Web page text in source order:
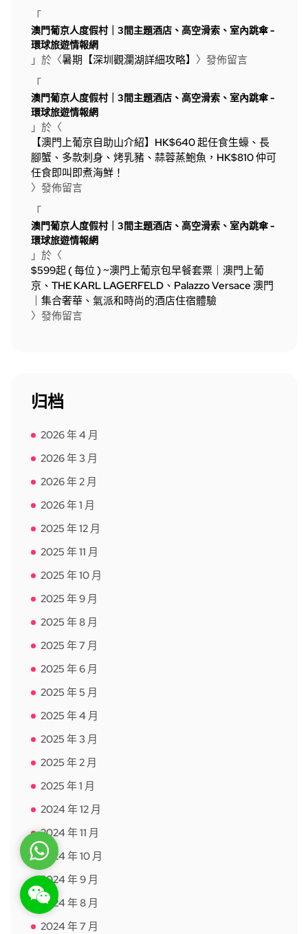
「
澳門葡京人度假村｜3間主題酒店、高空滑索、室內跳傘 -
環球旅遊情報網
」於〈暑期【深圳觀瀾湖詳細攻略】 〉發佈留言
「
澳門葡京人度假村｜3間主題酒店、高空滑索、室內跳傘 -
環球旅遊情報網
」於〈
【澳門上葡京自助山介紹】HK$640 起任食生蠔、長
腳蟹、多款刺身、烤乳豬、蒜蓉蒸鮑魚，HK$810 仲可
任食即叫即煮海鮮！
〉發佈留言
「
澳門葡京人度假村｜3間主題酒店、高空滑索、室內跳傘 -
環球旅遊情報網
」於〈
$599起 ( 每位 ) ~澳門上葡京包早餐套票｜澳門上葡
京、THE KARL LAGERFELD、Palazzo Versace 澳門
｜集合奢華、氣派和時尚的酒店住宿體驗
〉發佈留言
归档
2026 年 4 月
2026 年 3 月
2026 年 2 月
2026 年 1 月
2025 年 12 月
2025 年 11 月
2025 年 10 月
2025 年 9 月
2025 年 8 月
2025 年 7 月
2025 年 6 月
2025 年 5 月
2025 年 4 月
2025 年 3 月
2025 年 2 月
2025 年 1 月
2024 年 12 月
2024 年 11 月
2024 年 10 月
2024 年 9 月
2024 年 8 月
2024 年 7 月
WhatsApp
WeChat: rsgt819